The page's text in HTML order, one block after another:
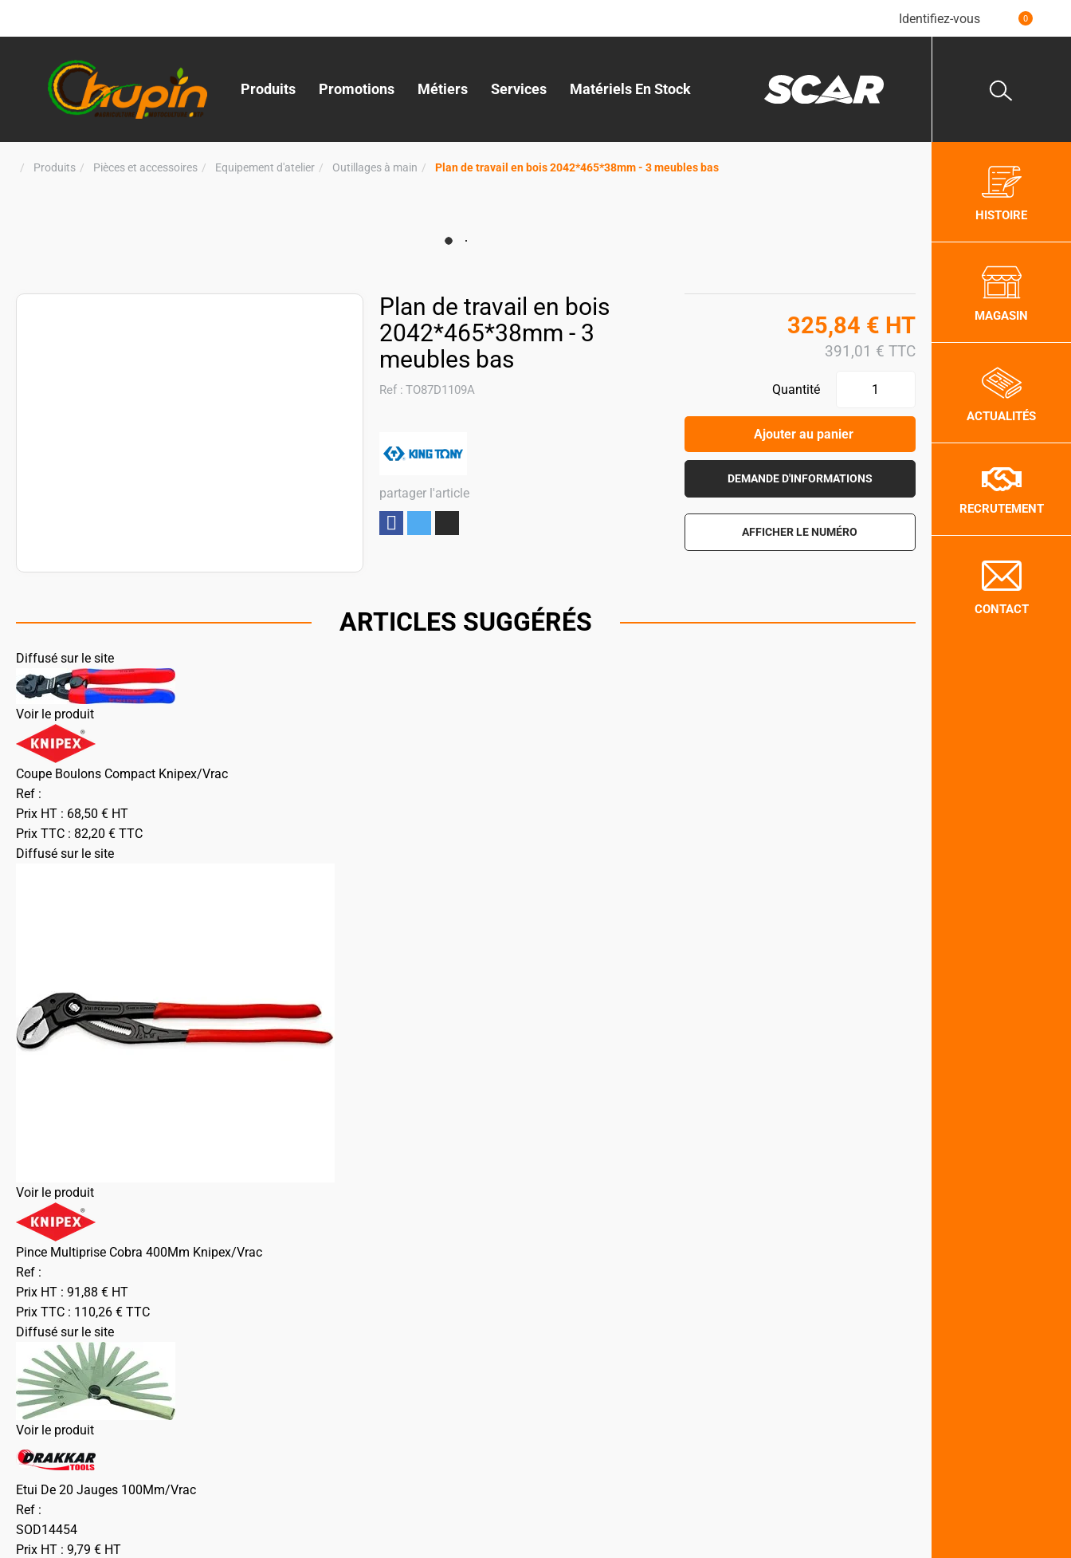
Identifiez-vous 0
Produits Promotions Métiers Services Matériels En Stock
Produits Pièces et accessoires Equipement d'atelier Outillages à main Plan de travail en bois 2042*465*38mm - 3 meubles bas
Plan de travail en bois
2042*465*38mm - 3
meubles bas
Ref : TO87D1109A
partager l'article
325,84 € HT
391,01 € TTC
Quantité
Ajouter au panier
DEMANDE D'INFORMATIONS
AFFICHER LE NUMÉRO
ARTICLES SUGGÉRÉS
Diffusé sur le site
Voir le produit
Coupe Boulons Compact Knipex/Vrac
Ref :
Prix HT : 68,50 € HT
Prix TTC : 82,20 € TTC
Diffusé sur le site
Voir le produit
Pince Multiprise Cobra 400Mm Knipex/Vrac
Ref :
Prix HT : 91,88 € HT
Prix TTC : 110,26 € TTC
Diffusé sur le site
Voir le produit
Etui De 20 Jauges 100Mm/Vrac
Ref :
SOD14454
Prix HT : 9,79 € HT
HISTOIRE
MAGASIN
ACTUALITÉS
RECRUTEMENT
CONTACT